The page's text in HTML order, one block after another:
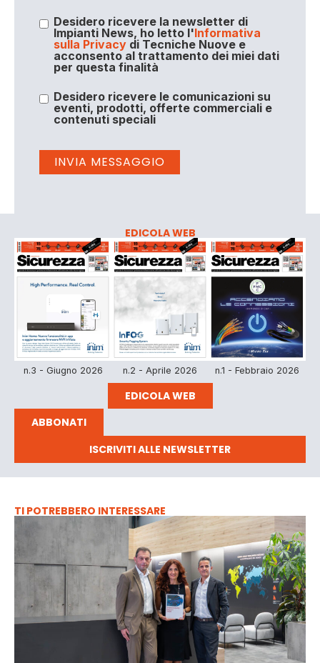
Desidero ricevere la newsletter di
Impianti News, ho letto l'Informativa
sulla Privacydi Tecniche Nuove e
acconsento al trattamento dei miei dati
per questa finalità
Desidero ricevere le comunicazioni su
eventi, prodotti, offerte commerciali e
contenuti speciali
EDICOLA WEB
n.3 - Giugno 2026 n.2 - Aprile 2026 n.1 - Febbraio 2026
EDICOLA WEB
ABBONATI
ISCRIVITI ALLE NEWSLETTER
TI POTREBBERO INTERESSARE